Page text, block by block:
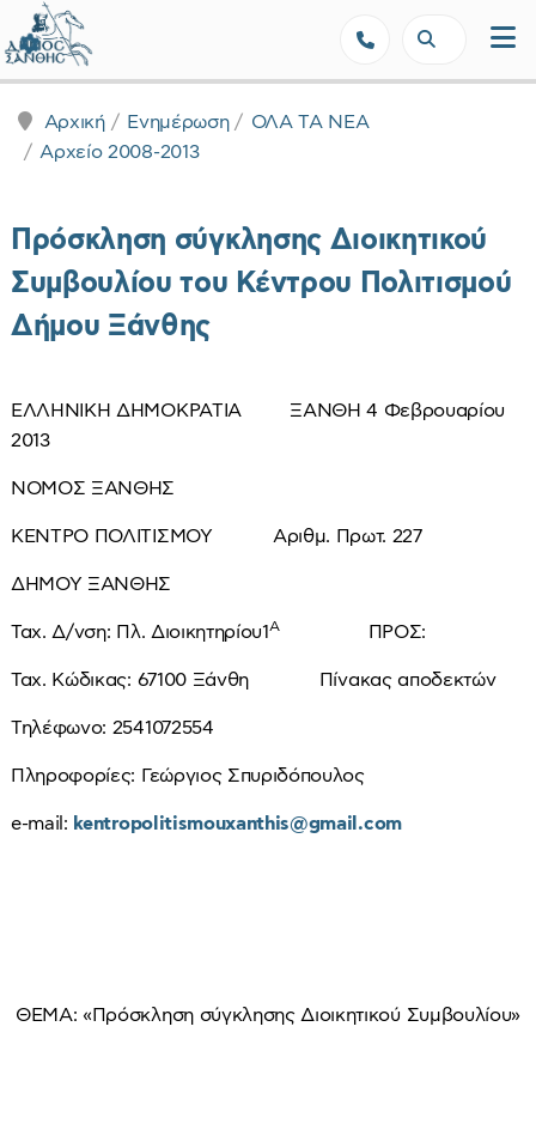
Αρχική Ενημέρωση
ΟΛΑ ΤΑ ΝΕΑ
Αρχείο 2008-2013
Πρόσκληση σύγκλησης Διοικητικού
Συμβουλίου του Κέντρου Πολιτισμού
Δήμου Ξάνθης
ΕΛΛΗΝΙΚΗ ΔΗΜΟΚΡΑΤΙΑ ΞΑΝΘΗ 4 Φεβρουαρίου
2013
ΝΟΜΟΣ ΞΑΝΘΗΣ
ΚΕΝΤΡΟ ΠΟΛΙΤΙΣΜΟΥ Αριθμ. Πρωτ. 227
ΔΗΜΟΥ ΞΑΝΘΗΣ
Ταχ. Δ/νση: Πλ. Διοικητηρίου1 Α ΠΡΟΣ:
Ταχ. Κώδικας: 67100 Ξάνθη Πίνακας αποδεκτών
Τηλέφωνο: 2541072554
Πληροφορίες: Γεώργιος Σπυριδόπουλος
e-mail: kentropolitismouxanthis@gmail.com
ΘΕΜΑ: «Πρόσκληση σύγκλησης Διοικητικού Συμβουλίου»